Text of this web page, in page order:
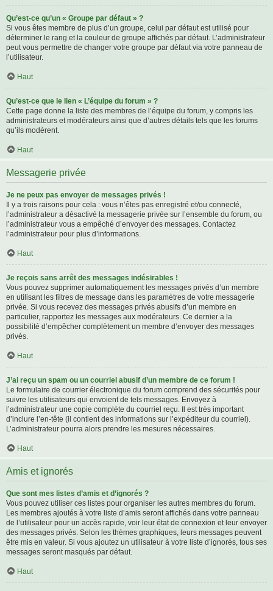
Qu’est-ce qu’un « Groupe par défaut » ?
Si vous êtes membre de plus d’un groupe, celui par défaut est utilisé pour
déterminer le rang et la couleur de groupe affichés par défaut. L’administrateur
peut vous permettre de changer votre groupe par défaut via votre panneau de
l’utilisateur.
Haut
Qu’est-ce que le lien « L’équipe du forum » ?
Cette page donne la liste des membres de l’équipe du forum, y compris les
administrateurs et modérateurs ainsi que d’autres détails tels que les forums
qu’ils modèrent.
Haut
Messagerie privée
Je ne peux pas envoyer de messages privés !
Il y a trois raisons pour cela : vous n’êtes pas enregistré et/ou connecté,
l’administrateur a désactivé la messagerie privée sur l’ensemble du forum, ou
l’administrateur vous a empêché d’envoyer des messages. Contactez
l’administrateur pour plus d’informations.
Haut
Je reçois sans arrêt des messages indésirables !
Vous pouvez supprimer automatiquement les messages privés d’un membre
en utilisant les filtres de message dans les paramètres de votre messagerie
privée. Si vous recevez des messages privés abusifs d’un membre en
particulier, rapportez les messages aux modérateurs. Ce dernier a la
possibilité d’empêcher complètement un membre d’envoyer des messages
privés.
Haut
J’ai reçu un spam ou un courriel abusif d’un membre de ce forum !
Le formulaire de courrier électronique du forum comprend des sécurités pour
suivre les utilisateurs qui envoient de tels messages. Envoyez à
l’administrateur une copie complète du courriel reçu. Il est très important
d’inclure l’en-tête (il contient des informations sur l’expéditeur du courriel).
L’administrateur pourra alors prendre les mesures nécessaires.
Haut
Amis et ignorés
Que sont mes listes d’amis et d’ignorés ?
Vous pouvez utiliser ces listes pour organiser les autres membres du forum.
Les membres ajoutés à votre liste d’amis seront affichés dans votre panneau
de l’utilisateur pour un accès rapide, voir leur état de connexion et leur envoyer
des messages privés. Selon les thèmes graphiques, leurs messages peuvent
être mis en valeur. Si vous ajoutez un utilisateur à votre liste d’ignorés, tous ses
messages seront masqués par défaut.
Haut